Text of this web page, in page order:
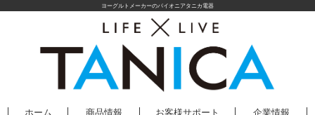
ヨーグルトメーカーのパイオニアタニカ電器
ホーム 商品情報 お客様サポート 企業情報